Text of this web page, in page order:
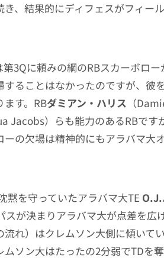
、結果的にディフェスがフィー
3Qに頼みの綱のRBスカーボロー
ることはなかったのですが、彼
ます。RBダミアン・ハリス （
Jacobs）らも能力のあるRBです
の欠場は精神的にもアラバマ大
黙を守っていたアラバマ大TE
が決まりアラバマ大が点差を広
れ）はクレムソン大側に傾いて
ソン大はたったの2分弱でTDを